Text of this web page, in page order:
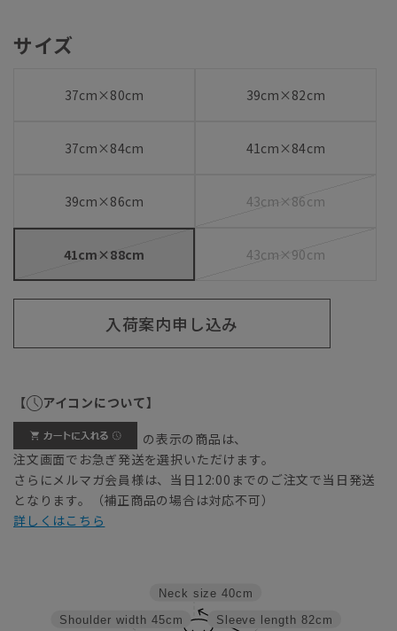
サイズ
37cm×80cm 39cm×82cm
37cm×84cm 41cm×84cm
39cm×86cm 43cm×86cm
41cm×88cm 43cm×90cm
入荷案内申し込み
【 アイコンについて】
の表示の商品は、
注文画面でお急ぎ発送を選択いただけます。
さらにメルマガ会員様は、当日12:00までのご注文で当日発送
となります。（補正商品の場合は対応不可）
詳しくはこちら
Sleeve length 82cm
Neck size 40cm
Shoulder width 45cm